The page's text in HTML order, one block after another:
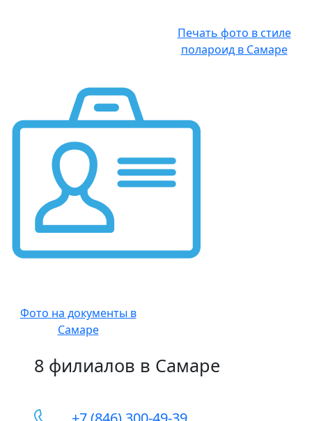
Печать фото в стиле
полароид в Самаре
Фото на документы в
Самаре
8 филиалов в Самаре